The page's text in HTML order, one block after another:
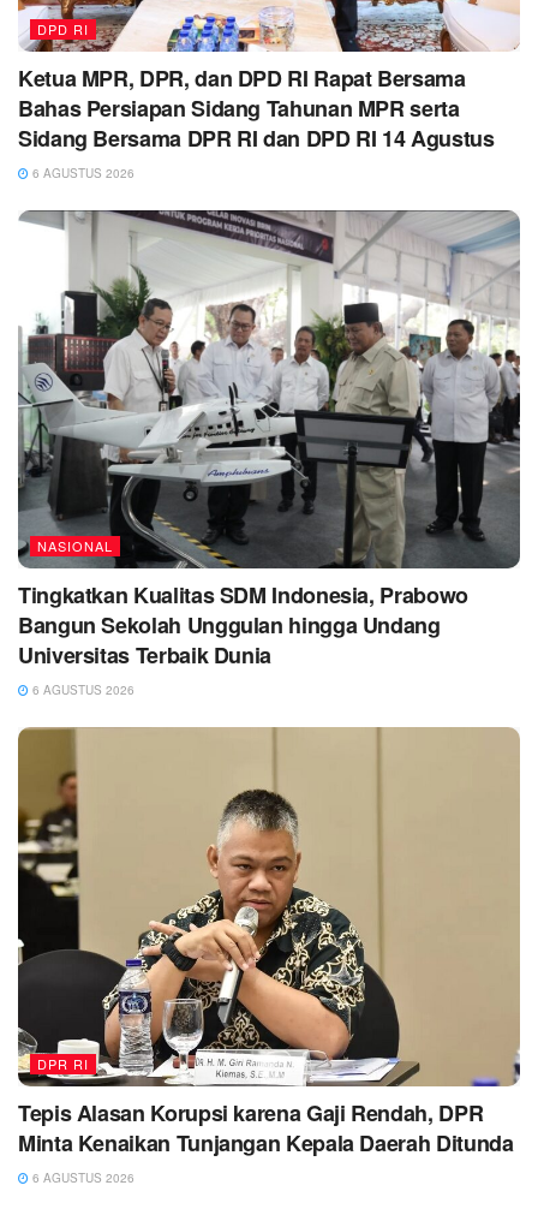
DPD RI
Ketua MPR, DPR, dan DPD RI Rapat Bersama
Bahas Persiapan Sidang Tahunan MPR serta
Sidang Bersama DPR RI dan DPD RI 14 Agustus
6 AGUSTUS 2026
NASIONAL
Tingkatkan Kualitas SDM Indonesia, Prabowo
Bangun Sekolah Unggulan hingga Undang
Universitas Terbaik Dunia
6 AGUSTUS 2026
DPR RI
Tepis Alasan Korupsi karena Gaji Rendah, DPR
Minta Kenaikan Tunjangan Kepala Daerah Ditunda
6 AGUSTUS 2026